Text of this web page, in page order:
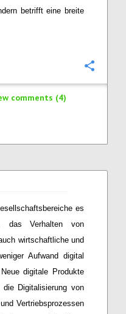
betrifft eine breite
comments (4)
es
das Verhalten von
wirtschaftliche und
Aufwand digital
digitale Produkte
Digitalisierung von
Vertriebsprozessen